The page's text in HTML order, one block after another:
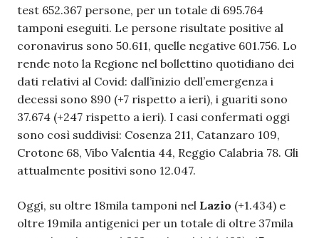
test 652.367 persone, per un totale di 695.764
tamponi eseguiti. Le persone risultate positive al
coronavirus sono 50.611, quelle negative 601.756. Lo
rende noto la Regione nel bollettino quotidiano dei
dati relativi al Covid: dall’inizio dell’emergenza i
decessi sono 890 (+7 rispetto a ieri), i guariti sono
37.674 (+247 rispetto a ieri). I casi confermati oggi
sono così suddivisi: Cosenza 211, Catanzaro 109,
Crotone 68, Vibo Valentia 44, Reggio Calabria 78. Gli
attualmente positivi sono 12.047.
Oggi, su oltre 18mila tamponi nel Lazio (+1.434) e
oltre 19mila antigenici per un totale di oltre 37mila